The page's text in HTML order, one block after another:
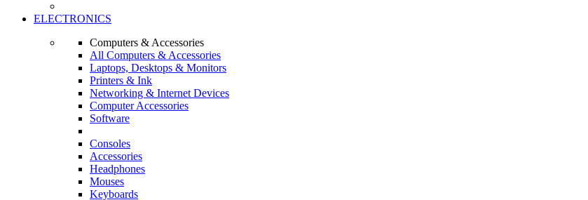
ELECTRONICS
Computers & Accessories
All Computers & Accessories
Laptops, Desktops & Monitors
Printers & Ink
Networking & Internet Devices
Computer Accessories
Software
Consoles
Accessories
Headphones
Mouses
Keyboards